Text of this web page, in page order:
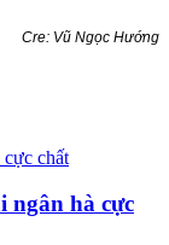
Cre: Vũ Ngọc Hướng
ngân hà cực